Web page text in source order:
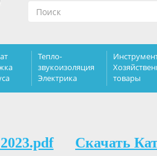
Тепло-
звукоизоляция
Электрика
товары
Скачать